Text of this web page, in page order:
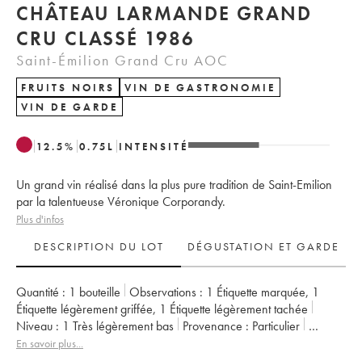
CHÂTEAU LARMANDE GRAND
CRU CLASSÉ 1986
Saint-Émilion Grand Cru AOC
FRUITS NOIRS
VIN DE GASTRONOMIE
VIN DE GARDE
12.5% 0.75 L INTENSITÉ
Un grand vin réalisé dans la plus pure tradition de Saint-Emilion
par la talentueuse Véronique Corporandy.
Plus d'infos
DESCRIPTION DU LOT
DÉGUSTATION ET GARDE
Quantité : 1 bouteille Observations : 1 Étiquette marquée, 1
Étiquette légèrement griffée, 1 Étiquette légèrement tachée
Niveau : 1 Très légèrement bas Provenance : particulier
TVA récupérable :
En savoir plus...